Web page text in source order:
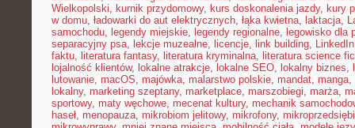
Wielkopolski, kurnik przydomowy, kurs doskonalenia jazdy, kury
w domu, ładowarki do aut elektrycznych, łąka kwietna, laktacja,
samochodu, legendy miejskie, legendy regionalne, legowisko dla
separacyjny psa, lekcje muzealne, licencje, link building,
faktu, literatura fantasy, literatura kryminalna, literatura science
lojalność klientów, lokalne atrakcje, lokalne SEO, lokalny biznes,
lutowanie, macOS, majówka, malarstwo polskie, mandat, manga,
lokalny, marketing szeptany, marketplace, marszobiegi, marża,
sportowy, maty węchowe, mecenat kultury, mechanik
haseł, menopauza, mikrobiom jelitowy, mikrofony,